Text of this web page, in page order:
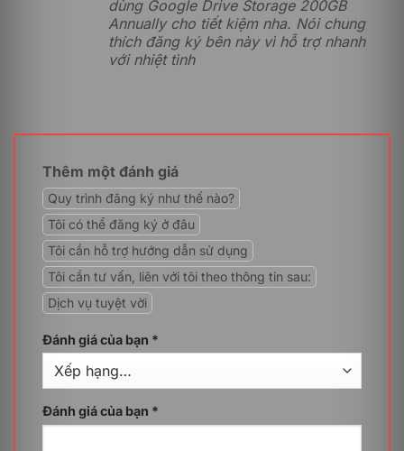
bị giảm độ phân giải.
File âm thanh và media:Lưu trữ các file nhạc,
podcast, hoặc file ghi âm phục vụ cho công việc và
dữ liệu quan trọng từ các thiết bị khác nhau.
Ứng dụng và file cài đặt:
ứng dụng hoặc các file cài đặt quan trọng để sử
dụng lâu dài.
Tính năng của Google Drive Storage 200GB
Annually
dùng Google Drive Storage 200GB
Annually cho tiết kiệm nha. Nói chung
thích đăng ký bên này vì hỗ trợ nhanh
với nhiệt tình
Thêm một đánh giá
Quy trình đăng ký như thế nào?
Tôi có thể đăng ký ở đâu
Tôi cần hỗ trợ hướng dẫn sử dụng
Tôi cần tư vấn, liên với tôi theo thông tin sau:
Dịch vụ tuyệt vời
Đánh giá của bạn *
Đánh giá của bạn *